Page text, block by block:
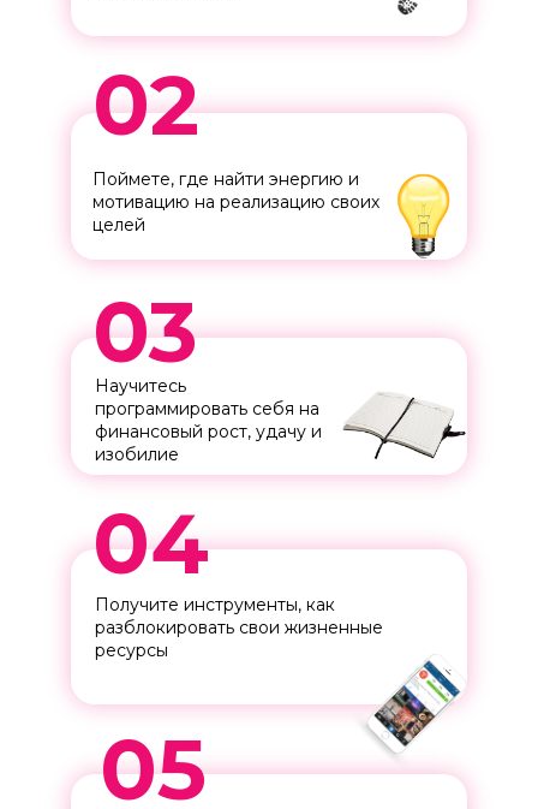
Поймете, где найти энергию и
мотивацию на реализацию своих
целей
02
Научитесь
программировать себя на
финансовый рост, удачу и
изобилие
03
Получите инструменты, как
разблокировать свои жизненные
ресурсы
04
05